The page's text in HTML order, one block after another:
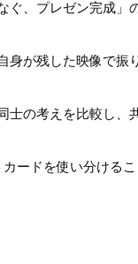
ぐ、プレゼン完成
身が残した映像で振
の考えを比較し、
ードを使い分けるこ